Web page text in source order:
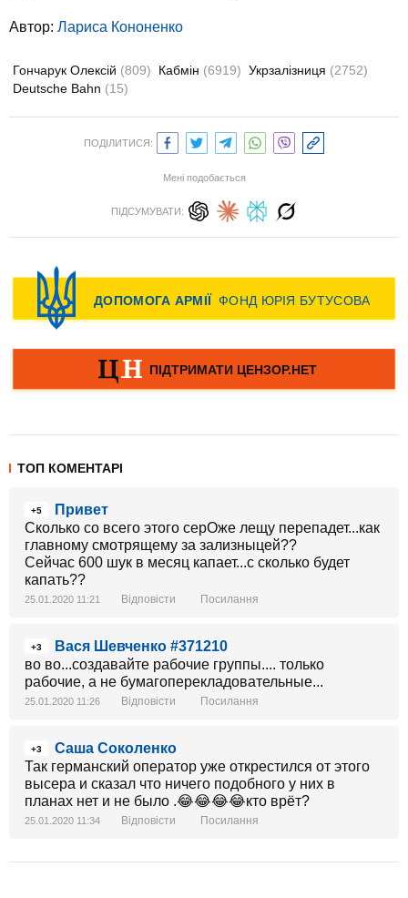
Автор: Лариса Кононенко
Гончарук Олексій (809) Кабмін (6919) Укрзалізниця (2752)
Deutsche Bahn (15)
ПОДІЛИТИСЯ:
Мені подобається
ПІДСУМУВАТИ:
ТОП КОМЕНТАРІ
+5
Привет
Сколько со всего этого серОже лещу перепадет...как
главному смотрящему за зализныцей??
Сейчас 600 шук в месяц капает...с сколько будет
капать??
25.01.2020 11:21 Відповісти Посилання
+3
Вася Шевченко #371210
во во...создавайте рабочие группы.... только
рабочие, а не бумагоперекладовательные...
25.01.2020 11:26 Відповісти Посилання
+3
Саша Соколенко
Так германский оператор уже открестился от этого
высера и сказал что ничего подобного у них в
планах нет и не было .😂😂😂😂кто врёт?
25.01.2020 11:34 Відповісти Посилання